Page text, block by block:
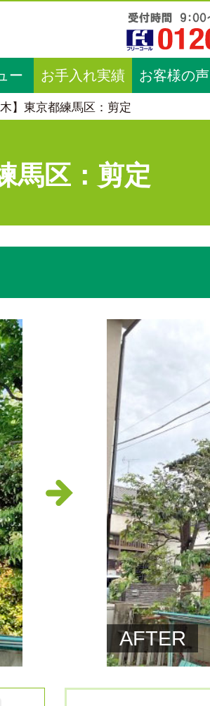
ー お手入れ実績 お客様の声
木】東京都練馬区：剪定
馬区：剪定
AFTER